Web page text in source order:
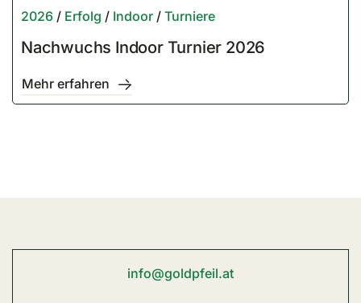
2026/ Erfolg / Indoor/ Turniere
Nachwuchs Indoor Turnier 2026
Mehr erfahren
info@goldpfeil.at